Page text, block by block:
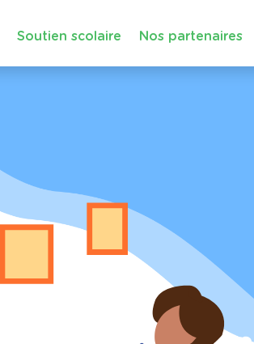
Soutien scolaire Nos partenaires